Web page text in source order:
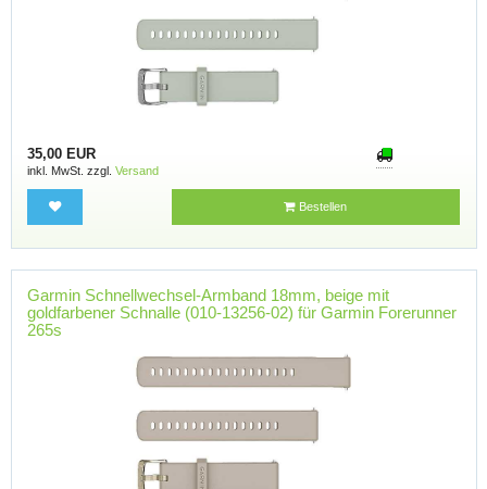
35,00 EUR
inkl. MwSt. zzgl. Versand
Bestellen
Garmin Schnellwechsel-Armband 18mm, beige mit
goldfarbener Schnalle (010-13256-02) für Garmin Forerunner
265s